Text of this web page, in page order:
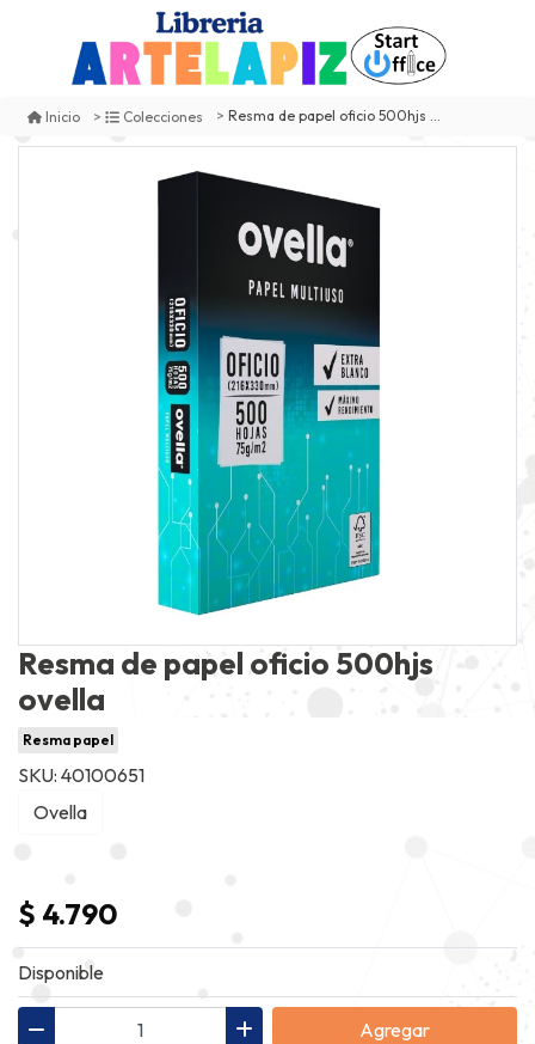
Inicio Colecciones Resma de papel oficio 500hjs ovella
Resma de papel oficio 500hjs
ovella
Resma papel
SKU: 40100651
Ovella
$ 4.790
Disponible
Agregar